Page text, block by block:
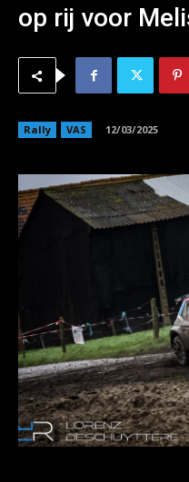
op rij voor
Rally VAS 12/03/2025